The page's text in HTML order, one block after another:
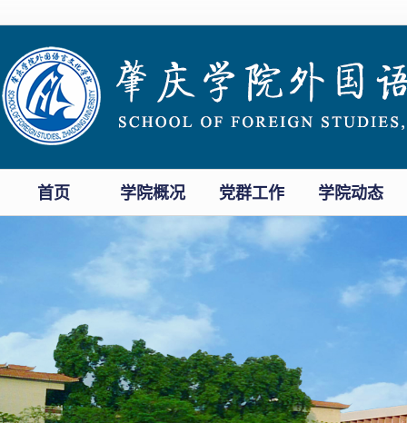
首页 学院概况 党群工作 学院动态